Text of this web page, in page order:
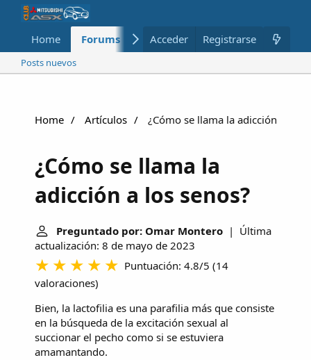
Home Forums Nuevo Miembros
Acceder Registrarse
Posts nuevos
Home Artículos ¿Cómo se llama la adicción a los
¿Cómo se llama la
adicción a los senos?
Preguntado por: Omar Montero | Última
actualización: 8 de mayo de 2023
Puntuación: 4.8/5 (14
valoraciones)
Bien, la lactofilia es una parafilia más que consiste
en la búsqueda de la excitación sexual al
succionar el pecho como si se estuviera
amamantando.